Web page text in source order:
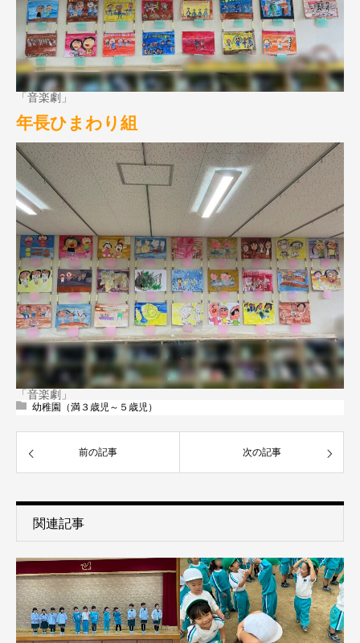
「音楽劇」
年長ひまわり組
「音楽劇」
幼稚園（満３歳児～５歳児）
前の記事 次の記事
関連記事